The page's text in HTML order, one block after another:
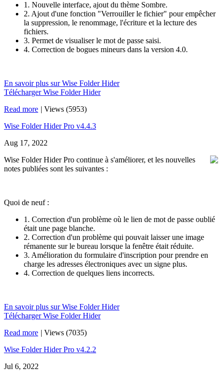
1. Nouvelle interface, ajout du thème Sombre.
2. Ajout d'une fonction "Verrouiller le fichier" pour empêcher
la suppression, le renommage, l'écriture et la lecture des
fichiers.
3. Permet de visualiser le mot de passe saisi.
4. Correction de bogues mineurs dans la version 4.0.
En savoir plus sur Wise Folder Hider
Télécharger Wise Folder Hider
Read more | Views (5953)
Wise Folder Hider Pro v4.4.3
Aug 17, 2022
Wise Folder Hider Pro continue à s'améliorer, et les nouvelles
notes publiées sont les suivantes :
Quoi de neuf :
1. Correction d'un problème où le lien de mot de passe oublié
était une page blanche.
2. Correction d'un problème qui pouvait laisser une image
rémanente sur le bureau lorsque la fenêtre était réduite.
3. Amélioration du formulaire d'inscription pour prendre en
charge les adresses électroniques avec un signe plus.
4. Correction de quelques liens incorrects.
En savoir plus sur Wise Folder Hider
Télécharger Wise Folder Hider
Read more | Views (7035)
Wise Folder Hider Pro v4.2.2
Jul 6, 2022